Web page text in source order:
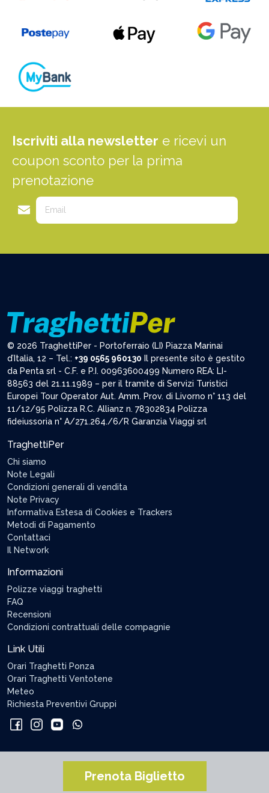
Iscriviti alla newsletter e ricevi un
coupon sconto per la prima
prenotazione
Prenota Biglietto
© 2026 TraghettiPer - Portoferraio (LI) Piazza Marinai
d’Italia, 12 – Tel.: +39 0565 960130 Il presente sito è gestito
da Penta srl - C.F. e P.I. 00963600499 Numero REA: LI-
88563 del 21.11.1989 – per il tramite di Servizi Turistici
Europei Tour Operator Aut. Amm. Prov. di Livorno n° 113 del
11/12/95 Polizza R.C. Allianz n. 78302834 Polizza
fideiussoria n° A/271.264./6/R Garanzia Viaggi srl
TraghettiPer
Chi siamo
Note Legali
Condizioni generali di vendita
Note Privacy
Informativa Estesa di Cookies e Trackers
Metodi di Pagamento
Contattaci
Il Network
Informazioni
Polizze viaggi traghetti
FAQ
Recensioni
Condizioni contrattuali delle compagnie
Link Utili
Orari Traghetti Ponza
Orari Traghetti Ventotene
Meteo
Richiesta Preventivi Gruppi